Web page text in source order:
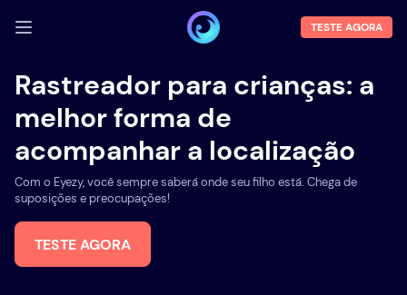
FAZER LOGIN
Demo
Funções
Sobre Nós
Blog
TESTE AGORA
Rastreador para crianças: a
melhor forma de
acompanhar a localização
Com o Eyezy, você sempre saberá onde seu filho está. Chega de
suposições e preocupações!
TESTE AGORA